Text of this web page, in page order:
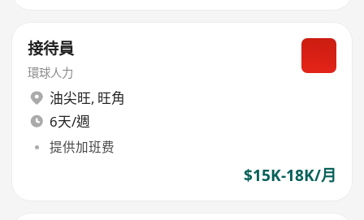
接待員
環球人力
油尖旺, 旺角
6天/週
提供加班费
$15K-18K/月